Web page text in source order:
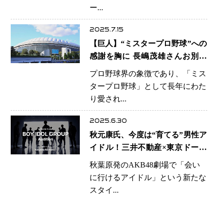
ー...
2025.7.15
【巨人】“ミスタープロ野球”への
感謝を胸に 長嶋茂雄さんお別れ
の会、11月末に東京ドームで開催
へ 新たに「長嶋茂雄賞」創設構
想も浮上
プロ野球界の象徴であり、「ミス
タープロ野球」として長年にわた
り愛され...
2025.6.30
秋元康氏、今度は“育てる”男性ア
イドル！三井不動産×東京ドーム
とタッグで新たな劇場型プロジェ
クト始動へ
秋葉原発のAKB48劇場で「会い
に行けるアイドル」という新たな
スタイ...